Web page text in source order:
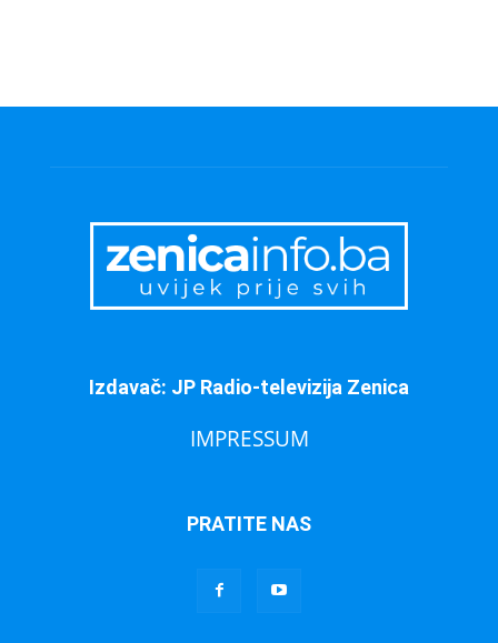
Izdavač: JP Radio-televizija Zenica
IMPRESSUM
PRATITE NAS